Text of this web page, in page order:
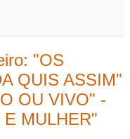
"OS
QUIS ASSIM"
OU VIVO" -
MULHER"